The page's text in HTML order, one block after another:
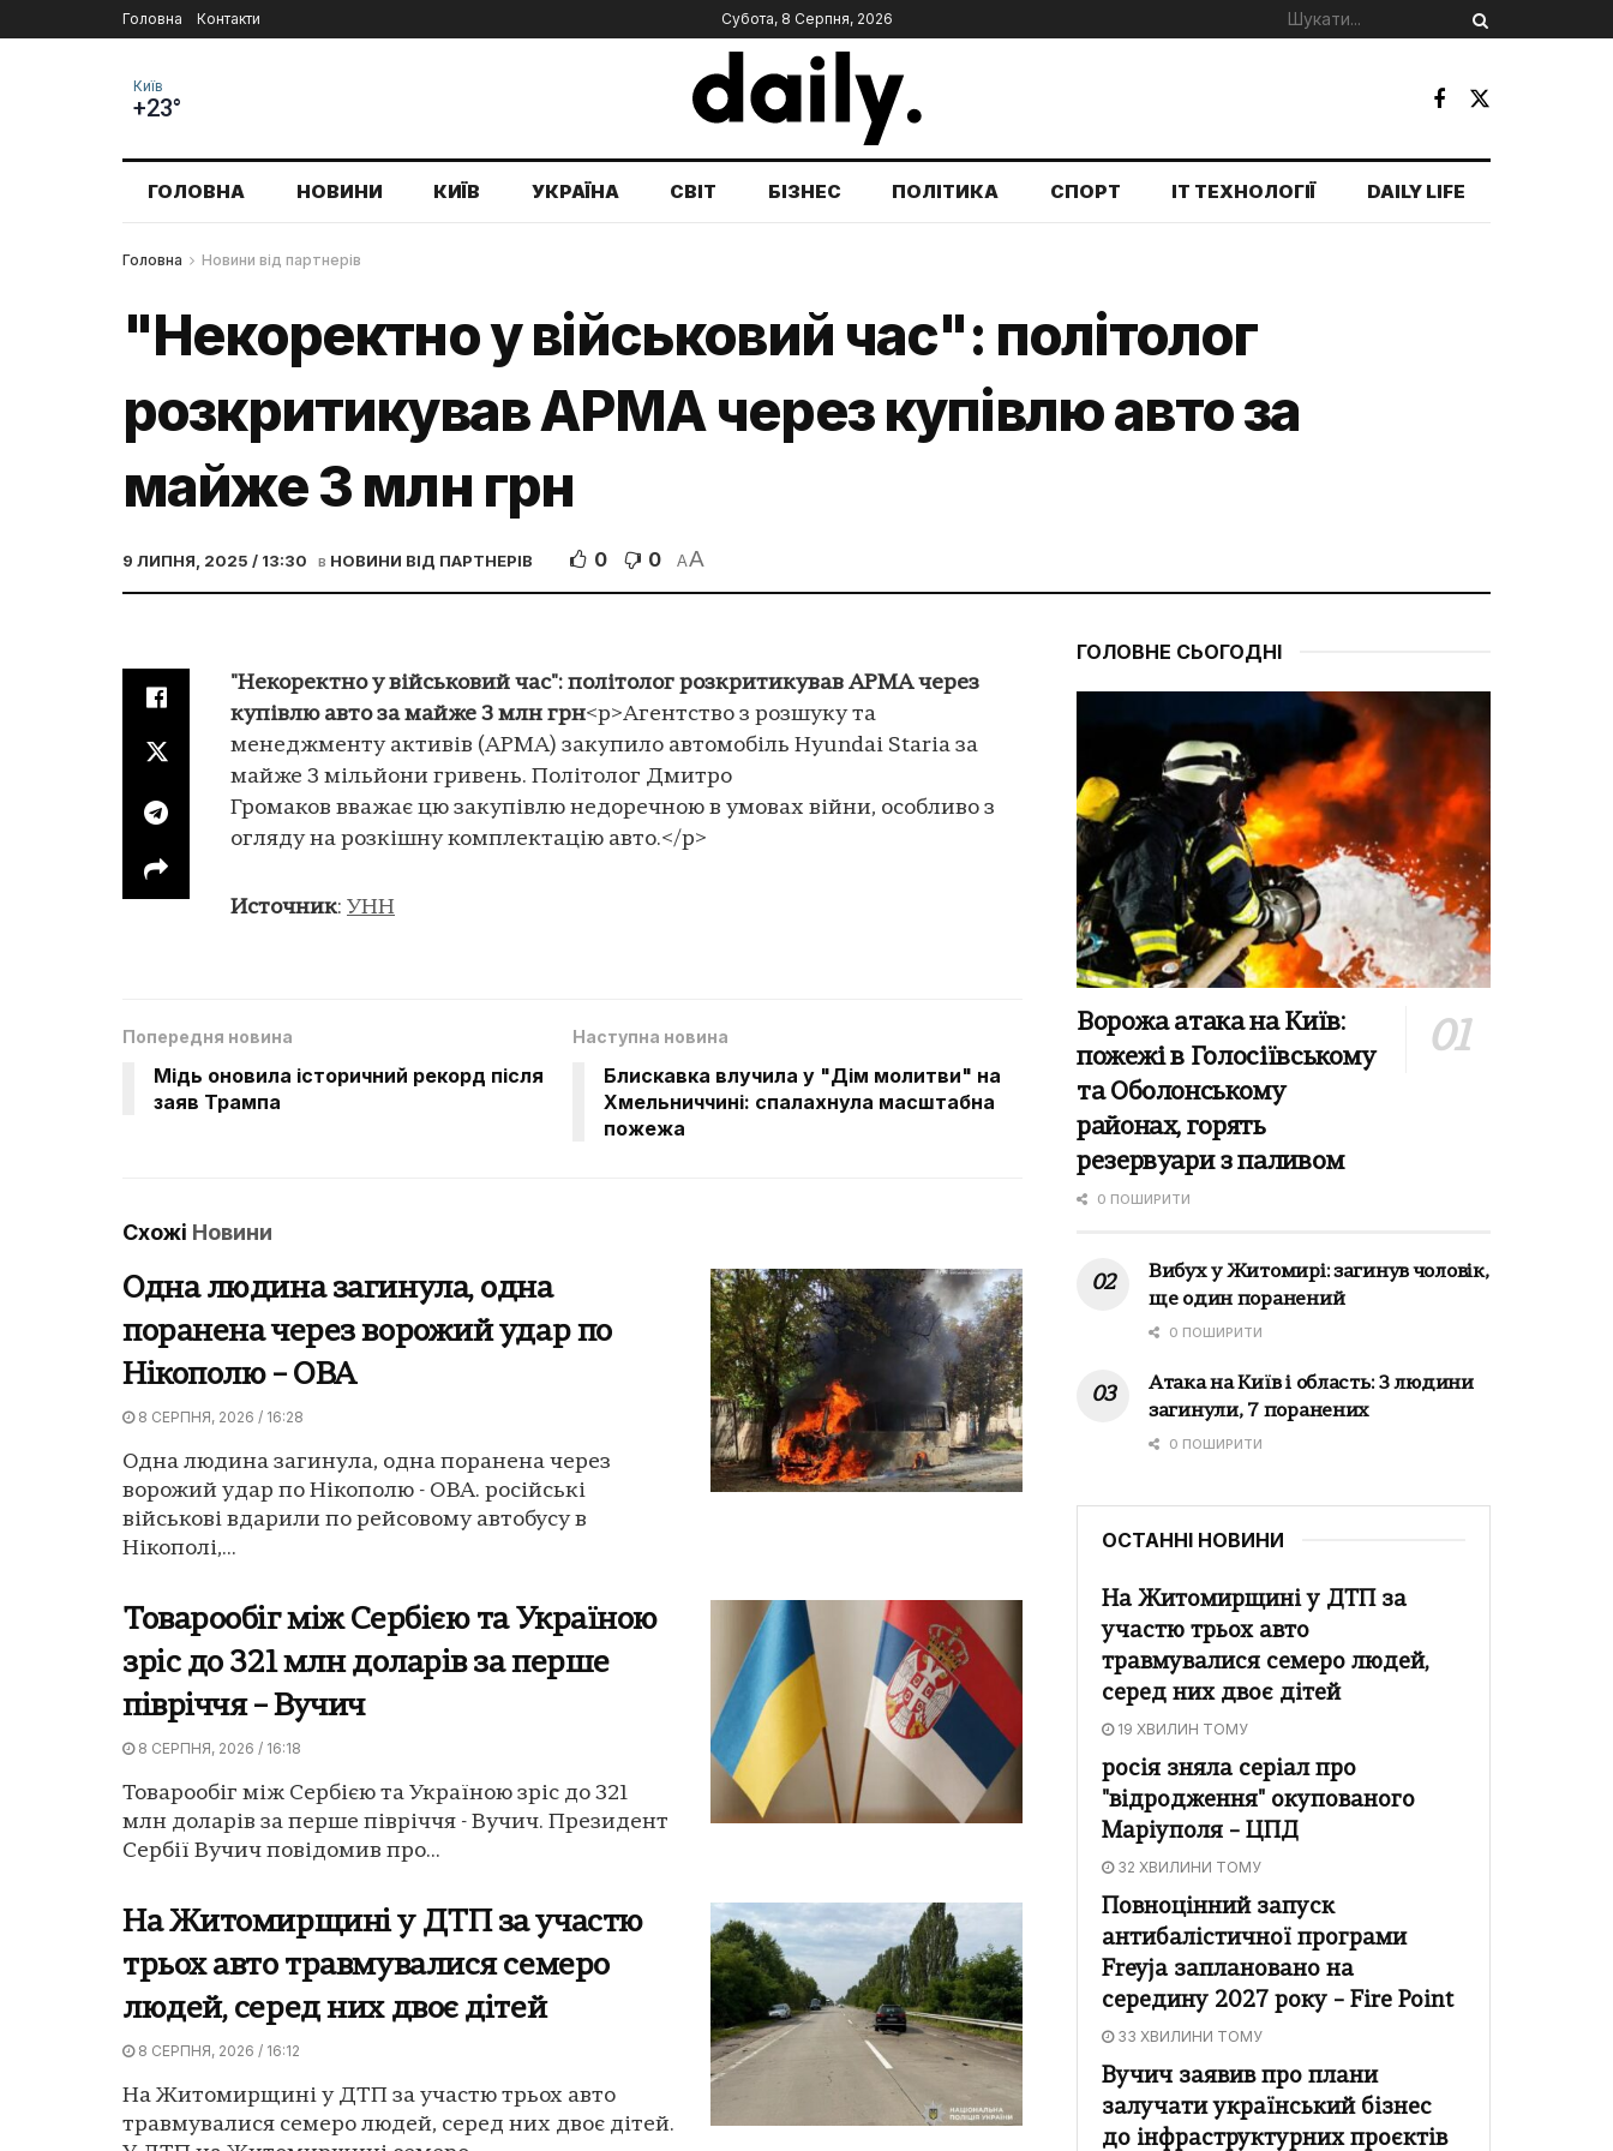
Головна Контакти Субота, 8 Серпня, 2026
Київ
+23°
ГОЛОВНА НОВИНИ КИЇВ УКРАЇНА СВІТ БІЗНЕС ПОЛІТИКА СПОРТ IT ТЕХНОЛОГІЇ DAILY LIFE
Головна Новини від партнерів
"Некоректно у військовий час": політолог
розкритикував АРМА через купівлю авто за
майже 3 млн грн
9 ЛИПНЯ, 2025 / 13:30 в НОВИНИ ВІД ПАРТНЕРІВ 0 0 AA
"Некоректно у військовий час": політолог розкритикував АРМА через
купівлю авто за майже 3 млн грн<p>Агентство з розшуку та
менеджменту активів (АРМА) закупило автомобіль Hyundai Staria за
майже 3 мільйони гривень. Політолог Дмитро
Громаков вважає цю закупівлю недоречною в умовах війни, особливо з
огляду на розкішну комплектацію авто.</p>
Источник: УНН
Попередня новина
Мідь оновила історичний рекорд після
заяв Трампа
Наступна новина
Блискавка влучила у "Дім молитви" на
Хмельниччині: спалахнула масштабна
пожежа
Схожі Новини
Одна людина загинула, одна
поранена через ворожий удар по
Нікополю – ОВА
8 СЕРПНЯ, 2026 / 16:28
Одна людина загинула, одна поранена через
ворожий удар по Нікополю - ОВА. російські
військові вдарили по рейсовому автобусу в
Нікополі,...
Товарообіг між Сербією та Україною
зріс до 321 млн доларів за перше
півріччя – Вучич
8 СЕРПНЯ, 2026 / 16:18
Товарообіг між Сербією та Україною зріс до 321
млн доларів за перше півріччя - Вучич. Президент
Сербії Вучич повідомив про...
На Житомирщині у ДТП за участю
трьох авто травмувалися семеро
людей, серед них двоє дітей
8 СЕРПНЯ, 2026 / 16:12
На Житомирщині у ДТП за участю трьох авто
травмувалися семеро людей, серед них двоє дітей.
ГОЛОВНЕ СЬОГОДНІ
Ворожа атака на Київ:
пожежі в Голосіївському
та Оболонському
районах, горять
резервуари з паливом
0 ПОШИРИТИ
Вибух у Житомирі: загинув чоловік,
ще один поранений
0 ПОШИРИТИ
Атака на Київ і область: 3 людини
загинули, 7 поранених
0 ПОШИРИТИ
ОСТАННІ НОВИНИ
На Житомирщині у ДТП за
участю трьох авто
травмувалися семеро людей,
серед них двоє дітей
19 ХВИЛИН ТОМУ
росія зняла серіал про
"відродження" окупованого
Маріуполя – ЦПД
32 ХВИЛИНИ ТОМУ
Повноцінний запуск
антибалістичної програми
Freyja заплановано на
середину 2027 року – Fire Point
33 ХВИЛИНИ ТОМУ
Вучич заявив про плани
залучати український бізнес
до інфраструктурних проєктів